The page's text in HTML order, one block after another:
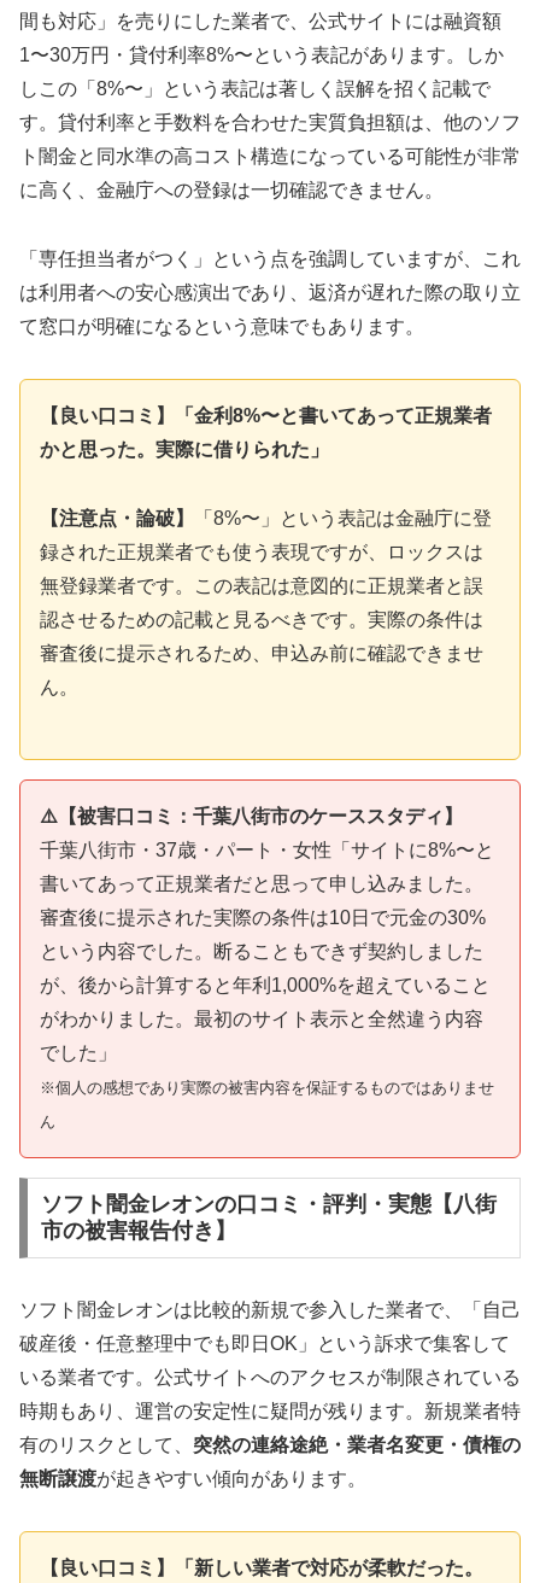
間も対応」を売りにした業者で、公式サイトには融資額
1〜30万円・貸付利率8%〜という表記があります。しか
しこの「8%〜」という表記は著しく誤解を招く記載で
す。貸付利率と手数料を合わせた実質負担額は、他のソフ
ト闇金と同水準の高コスト構造になっている可能性が非常
に高く、金融庁への登録は一切確認できません。
「専任担当者がつく」という点を強調していますが、これ
は利用者への安心感演出であり、返済が遅れた際の取り立
て窓口が明確になるという意味でもあります。
【良い口コミ】「金利8%〜と書いてあって正規業者
かと思った。実際に借りられた」
【注意点・論破】
「8%〜」という表記は金融庁に登
録された正規業者でも使う表現ですが、ロックスは
無登録業者です。この表記は意図的に正規業者と誤
認させるための記載と見るべきです。実際の条件は
審査後に提示されるため、申込み前に確認できませ
ん。
⚠️【被害口コミ：千葉八街市のケーススタディ】
千葉八街市・37歳・パート・女性「サイトに8%〜と
書いてあって正規業者だと思って申し込みました。
審査後に提示された実際の条件は10日で元金の30%
という内容でした。断ることもできず契約しました
が、後から計算すると年利1,000%を超えていること
がわかりました。最初のサイト表示と全然違う内容
でした」
※個人の感想であり実際の被害内容を保証するものではありませ
ん
ソフト闇金レオンの口コミ・評判・実態【八街
市の被害報告付き】
ソフト闇金レオンは比較的新規で参入した業者で、「自己
破産後・任意整理中でも即日OK」という訴求で集客して
いる業者です。公式サイトへのアクセスが制限されている
時期もあり、運営の安定性に疑問が残ります。新規業者特
有のリスクとして、 突然の連絡途絶・業者名変更・債権の
無断譲渡が起きやすい傾向があります。
【良い口コミ】「新しい業者で対応が柔軟だった。